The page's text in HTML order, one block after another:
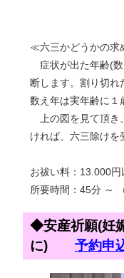
≪六三かどうかの求
症状が出た年齢(数
断します。割り切れ
数え年は実年齢に１
上の図を見て頂き
ければ、六三除けを
お祓い料：13.000円
所要時間：45分 ～
◆安産祈願(妊
に) 予約申